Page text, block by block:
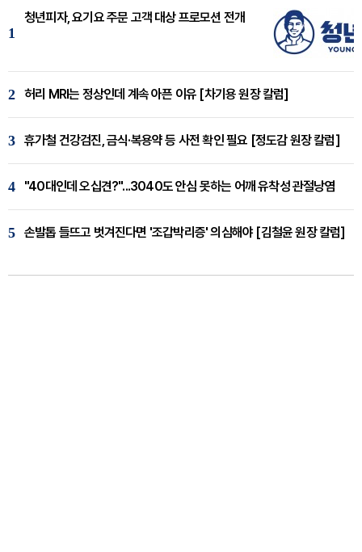
1
청년피자, 요기요 주문 고객 대상 프로모션 전개
2 허리 MRI는 정상인데 계속 아픈 이유 [차기용 원장 칼럼]
3 휴가철 건강검진, 금식·복용약 등 사전 확인 필요 [정도감 원장 칼럼]
4 "40대인데 오십견?"...3040도 안심 못하는 어깨 유착성 관절낭염
5 손발톱 들뜨고 벗겨진다면 '조갑박리증' 의심해야 [김철윤 원장 칼럼]